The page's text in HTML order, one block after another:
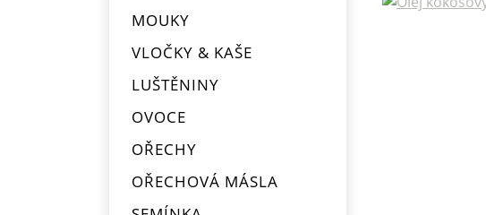
MOUKY
VLOČKY & KAŠE
LUŠTĚNINY
OVOCE
OŘECHY
OŘECHOVÁ MÁSLA